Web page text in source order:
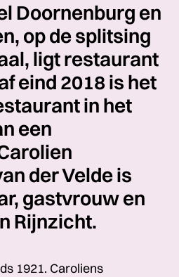
Doornenburg en
op de splitsing
ligt restaurant
eind 2018 is het
in het
een
der Velde is
gastvrouw en
Rijnzicht.
1921. Caroliens